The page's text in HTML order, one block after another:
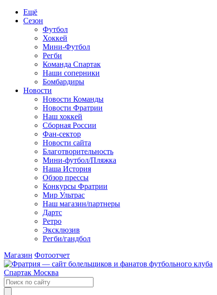
Ещё
Сезон
Футбол
Хоккей
Мини-Футбол
Регби
Команда Спартак
Наши соперники
Бомбардиры
Новости
Новости Команды
Новости Фратрии
Наш хоккей
Сборная России
Фан-cектор
Новости сайта
Благотворительность
Мини-футбол/Пляжка
Наша История
Обзор прессы
Конкурсы Фратрии
Мир Ультрас
Наш магазин/партнеры
Дартс
Ретро
Эксклюзив
Регби/гандбол
Магазин Фотоотчет